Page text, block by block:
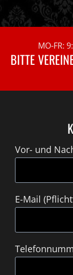
MO-FR:
BITTE
Vor- und
E-Mail